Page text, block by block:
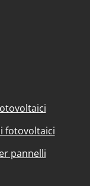
fotovoltaici
pannelli